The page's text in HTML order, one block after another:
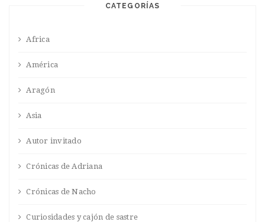
CATEGORÍAS
Africa
América
Aragón
Asia
Autor invitado
Crónicas de Adriana
Crónicas de Nacho
Curiosidades y cajón de sastre